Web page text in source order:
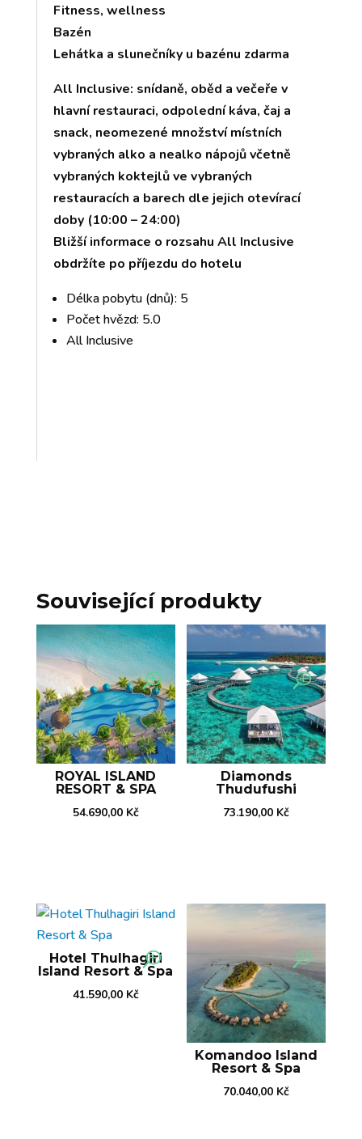
Fitness, wellness
Bazén
Lehátka a slunečníky u bazénu zdarma
All Inclusive: snídaně, oběd a večeře v
hlavní restauraci, odpolední káva, čaj a
snack, neomezené množství místních
vybraných alko a nealko nápojů včetně
vybraných koktejlů ve vybraných
restauracích a barech dle jejich otevírací
doby (10:00 – 24:00)
Bližší informace o rozsahu All Inclusive
obdržíte po příjezdu do hotelu
Délka pobytu (dnů): 5
Počet hvězd: 5.0
All Inclusive
Související produkty
ROYAL ISLAND
RESORT & SPA
54.690,00 Kč
Diamonds
Thudufushi
73.190,00 Kč
Hotel Thulhagiri
Island Resort & Spa
41.590,00 Kč
Komandoo Island
Resort & Spa
70.040,00 Kč